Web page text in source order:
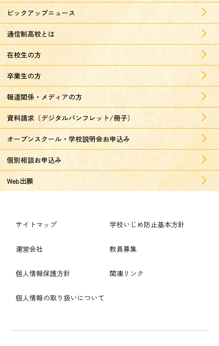
ピックアップニュース
通信制高校とは
在校生の方
卒業生の方
報道関係・メディアの方
資料請求（デジタルパンフレット/冊子）
オープンスクール・学校説明会お申込み
個別相談お申込み
Web出願
サイトマップ
運営会社
個人情報保護方針
個人情報の取り扱いについて
学校いじめ防止基本方針
教員募集
関連リンク